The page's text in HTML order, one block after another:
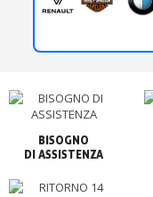
BISOGNO